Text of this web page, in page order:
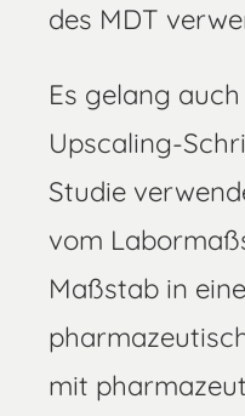
des MDT
Es gelang
Upscaling-
Studie
vom
Maßstab in
mit